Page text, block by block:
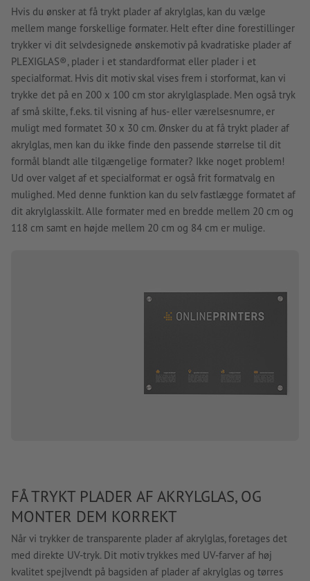
Hvis du ønsker at få trykt plader af akrylglas, kan du vælge
mellem mange forskellige formater. Helt efter dine forestillinger
trykker vi dit selvdesignede ønskemotiv på kvadratiske plader af
PLEXIGLAS®, plader i et standardformat eller plader i et
specialformat. Hvis dit motiv skal vises frem i storformat, kan vi
trykke det på en 200 x 100 cm stor akrylglasplade. Men også tryk
af små skilte, f.eks. til visning af hus- eller værelsesnumre, er
muligt med formatet 30 x 30 cm. Ønsker du at få trykt plader af
akrylglas, men kan du ikke finde den passende størrelse til dit
formål blandt alle tilgængelige formater? Ikke noget problem!
Ud over valget af et specialformat er også frit formatvalg en
mulighed. Med denne funktion kan du selv fastlægge formatet af
dit akrylglasskilt. Alle formater med en bredde mellem 20 cm og
118 cm samt en højde mellem 20 cm og 84 cm er mulige.
FÅ TRYKT PLADER AF AKRYLGLAS, OG
MONTER DEM KORREKT
Når vi trykker de transparente plader af akrylglas, foretages det
med direkte UV-tryk. Dit motiv trykkes med UV-farver af høj
kvalitet spejlvendt på bagsiden af plader af akrylglas og tørres